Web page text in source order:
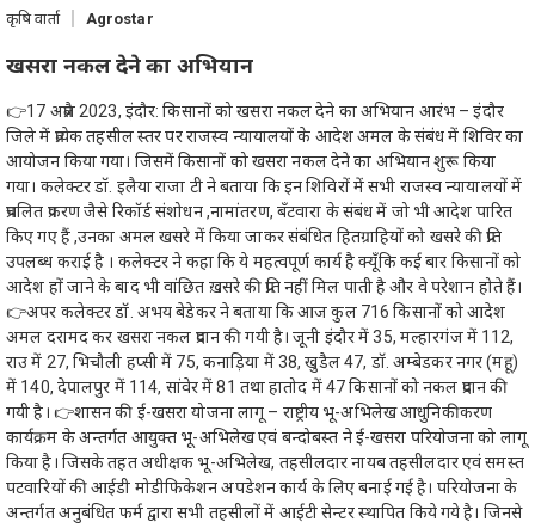
कृषि वार्ता Agrostar
खसरा नकल देने का अभियान
👉17 अप्रैल 2023, इंदौर: किसानों को खसरा नकल देने का अभियान आरंभ – इंदौर
जिले में प्रत्येक तहसील स्तर पर राजस्व न्यायालयों के आदेश अमल के संबंध में शिविर का
आयोजन किया गया। जिसमें किसानों को खसरा नकल देने का अभियान शुरू किया
गया। कलेक्टर डॉ. इलैया राजा टी ने बताया कि इन शिविरों में सभी राजस्व न्यायालयों में
प्रचलित प्रकरण जैसे रिकॉर्ड संशोधन ,नामांतरण, बँटवारा के संबंध में जो भी आदेश पारित
किए गए हैं ,उनका अमल खसरे में किया जाकर संबंधित हितग्राहियों को खसरे की प्रति
उपलब्ध कराई है । कलेक्टर ने कहा कि ये महत्वपूर्ण कार्य है क्यूँकि कई बार किसानों को
आदेश हों जाने के बाद भी वांछित ख़सरे की प्रति नहीं मिल पाती है और वे परेशान होते हैं।
👉अपर कलेक्टर डॉ. अभय बेडेकर ने बताया कि आज कुल 716 किसानों को आदेश
अमल दरामद कर खसरा नकल प्रदान की गयी है। जूनी इंदौर में 35, मल्हारगंज में 112,
राउ में 27, भिचौली हप्सी में 75, कनाड़िया में 38, खुडैल 47, डॉ. अम्बेडकर नगर (महू)
में 140, देपालपुर में 114, सांवेर में 81 तथा हातोद में 47 किसानों को नकल प्रदान की
गयी है। 👉शासन की ई-खसरा योजना लागू – राष्ट्रीय भू-अभिलेख आधुनिकीकरण
कार्यक्रम के अन्तर्गत आयुक्त भू-अभिलेख एवं बन्दोबस्त ने ई-खसरा परियोजना को लागू
किया है। जिसके तहत अधीक्षक भू-अभिलेख, तहसीलदार नायब तहसीलदार एवं समस्त
पटवारियों की आईडी मोडीफिकेशन अपडेशन कार्य के लिए बनाई गई है। परियोजना के
अन्तर्गत अनुबंधित फर्म द्वारा सभी तहसीलों में आईटी सेन्टर स्थापित किये गये है। जिनसे